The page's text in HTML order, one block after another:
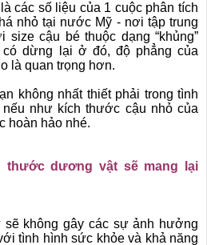
các số liệu của 1 cuộc phân tích
nhỏ tại nước Mỹ - nơi tập trung
cậu bé thuộc dạng “khủng”
có dừng lại ở đó, độ phẳng của
là quan trọng hơn.
không nhất thiết phải trong tình
như kích thước cậu nhỏ của
hoàn hảo nhé.
thước dương vật sẽ mang lại
không gây các sự ảnh hưởng
tình hình sức khỏe và khả năng